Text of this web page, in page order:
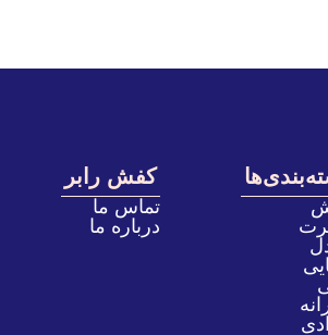
کفش رابر
تماس ما
درباره ما